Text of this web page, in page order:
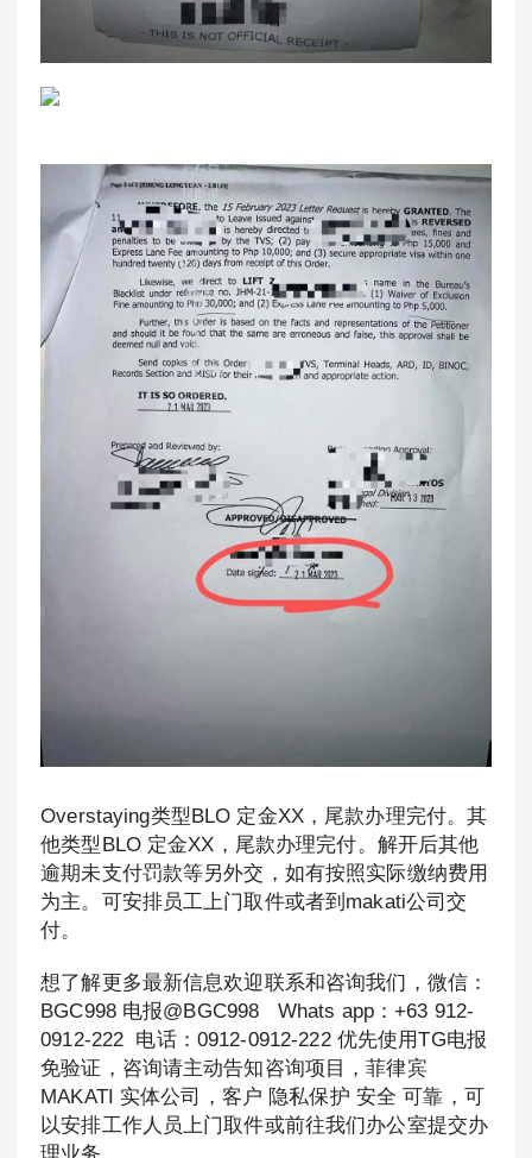
Overstaying类型BLO 定金XX，尾款办理完付。其
他类型BLO 定金XX，尾款办理完付。解开后其他
逾期未支付罚款等另外交，如有按照实际缴纳费用
为主。可安排员工上门取件或者到makati公司交
付。
想了解更多最新信息欢迎联系和咨询我们，微信：
BGC998 电报@BGC998 Whats app：+63 912-
0912-222 电话：0912-0912-222 优先使用TG电报
免验证，咨询请主动告知咨询项目，菲律宾
MAKATI 实体公司，客户 隐私保护 安全 可靠，可
以安排工作人员上门取件或前往我们办公室提交办
理业务。